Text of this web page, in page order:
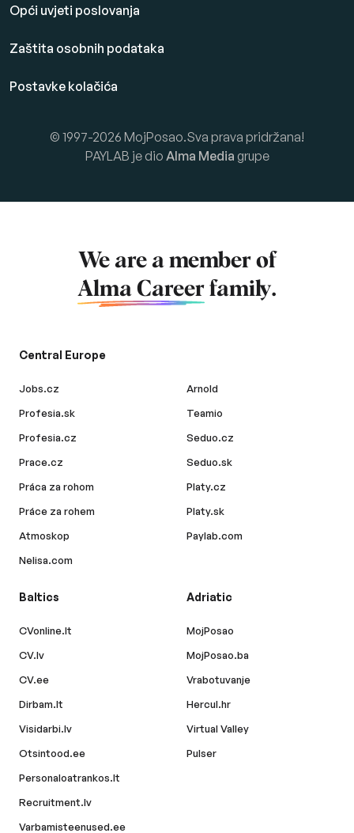
Opći uvjeti poslovanja
Zaštita osobnih podataka
Postavke kolačića
© 1997-2026 MojPosao.Sva prava pridržana!
PAYLAB je dio Alma Media grupe
We are a member of
Alma Career family.
Central Europe
Jobs.cz
Profesia.sk
Profesia.cz
Prace.cz
Práca za rohom
Práce za rohem
Atmoskop
Nelisa.com
Arnold
Teamio
Seduo.cz
Seduo.sk
Platy.cz
Platy.sk
Paylab.com
Baltics
CVonline.lt
CV.lv
CV.ee
Dirbam.lt
Visidarbi.lv
Otsintood.ee
Personaloatrankos.lt
Recruitment.lv
Varbamisteenused.ee
Adriatic
MojPosao
MojPosao.ba
Vrabotuvanje
Hercul.hr
Virtual Valley
Pulser